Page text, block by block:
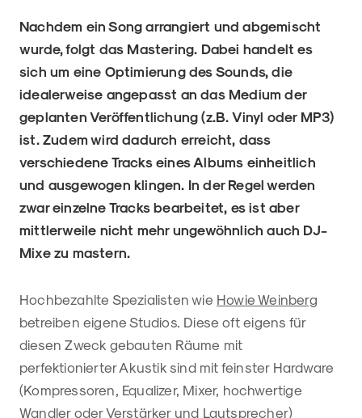
Nachdem ein Song arrangiert und abgemischt
wurde, folgt das Mastering. Dabei handelt es
sich um eine Optimierung des Sounds, die
idealerweise angepasst an das Medium der
geplanten Veröffentlichung (z.B. Vinyl oder MP3)
ist. Zudem wird dadurch erreicht, dass
verschiedene Tracks eines Albums einheitlich
und ausgewogen klingen. In der Regel werden
zwar einzelne Tracks bearbeitet, es ist aber
mittlerweile nicht mehr ungewöhnlich auch DJ-
Mixe zu mastern.
Hochbezahlte Spezialisten wie Howie Weinberg
betreiben eigene Studios. Diese oft eigens für
diesen Zweck gebauten Räume mit
perfektionierter Akustik sind mit feinster Hardware
(Kompressoren, Equalizer, Mixer, hochwertige
Wandler oder Verstärker und Lautsprecher)